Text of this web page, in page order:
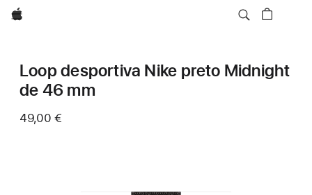
Apple
Loop desportiva Nike preto Midnight
de 46 mm
49,00 €